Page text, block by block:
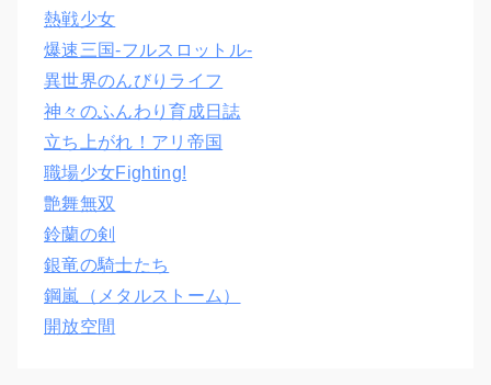
熱戦少女
爆速三国‐フルスロットル‐
異世界のんびりライフ
神々のふんわり育成日誌
立ち上がれ！アリ帝国
職場少女Fighting!
艶舞無双
鈴蘭の剣
銀竜の騎士たち
鋼嵐（メタルストーム）
開放空間